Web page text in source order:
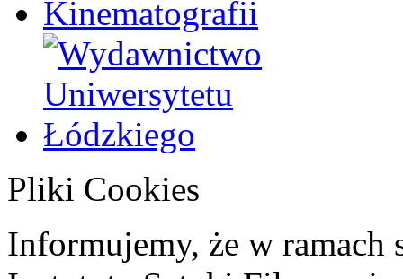
Pliki Cookies
Informujemy, że w ramach